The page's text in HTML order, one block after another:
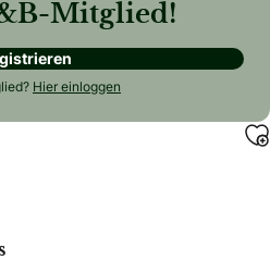
Mitglied!
Hier einloggen